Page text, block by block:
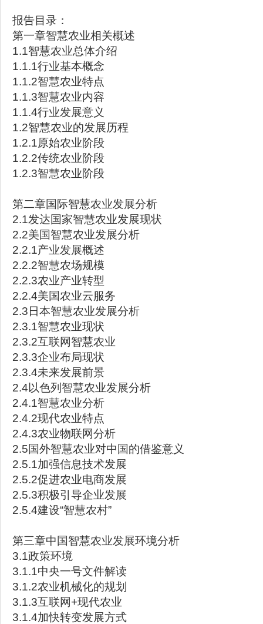
报告目录：
第一章智慧农业相关概述
1.1智慧农业总体介绍
1.1.1行业基本概念
1.1.2智慧农业特点
1.1.3智慧农业内容
1.1.4行业发展意义
1.2智慧农业的发展历程
1.2.1原始农业阶段
1.2.2传统农业阶段
1.2.3智慧农业阶段
第二章国际智慧农业发展分析
2.1发达国家智慧农业发展现状
2.2美国智慧农业发展分析
2.2.1产业发展概述
2.2.2智慧农场规模
2.2.3农业产业转型
2.2.4美国农业云服务
2.3日本智慧农业发展分析
2.3.1智慧农业现状
2.3.2互联网智慧农业
2.3.3企业布局现状
2.3.4未来发展前景
2.4以色列智慧农业发展分析
2.4.1智慧农业分析
2.4.2现代农业特点
2.4.3农业物联网分析
2.5国外智慧农业对中国的借鉴意义
2.5.1加强信息技术发展
2.5.2促进农业电商发展
2.5.3积极引导企业发展
2.5.4建设“智慧农村”
第三章中国智慧农业发展环境分析
3.1政策环境
3.1.1中央一号文件解读
3.1.2农业机械化的规划
3.1.3互联网+现代农业
3.1.4加快转变发展方式